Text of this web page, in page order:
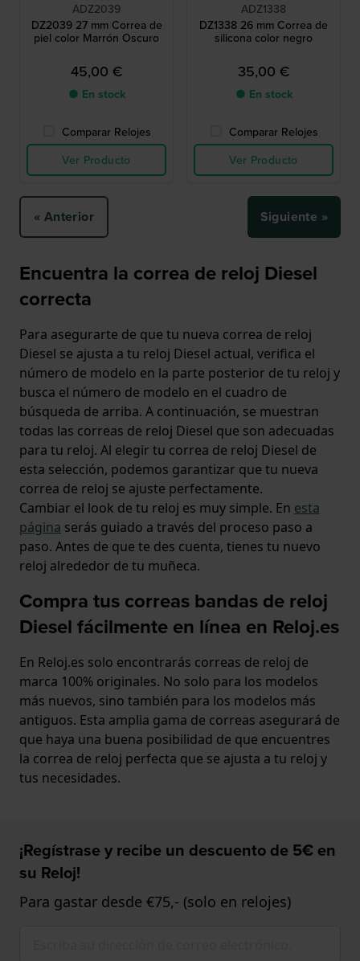
ADZ2039
DZ2039 27 mm Correa de
piel color Marrón Oscuro
45,00 €
● En stock
Comparar Relojes
Ver Producto
ADZ1338
DZ1338 26 mm Correa de
silicona color negro
35,00 €
● En stock
Comparar Relojes
Ver Producto
« Anterior Siguiente »
Encuentra la correa de reloj Diesel
correcta
Para asegurarte de que tu nueva correa de reloj
Diesel se ajusta a tu reloj Diesel actual, verifica el
número de modelo en la parte posterior de tu reloj y
busca el número de modelo en el cuadro de
búsqueda de arriba. A continuación, se muestran
todas las correas de reloj Diesel que son adecuadas
para tu reloj. Al elegir tu correa de reloj Diesel de
esta selección, podemos garantizar que tu nueva
correa de reloj se ajuste perfectamente.
Cambiar el look de tu reloj es muy simple. En esta
página serás guiado a través del proceso paso a
paso. Antes de que te des cuenta, tienes tu nuevo
reloj alrededor de tu muñeca.
Compra tus correas bandas de reloj
Diesel fácilmente en línea en Reloj.es
En Reloj.es solo encontrarás correas de reloj de
marca 100% originales. No solo para los modelos
más nuevos, sino también para los modelos más
antiguos. Esta amplia gama de correas asegurará de
que haya una buena posibilidad de que encuentres
la correa de reloj perfecta que se ajusta a tu reloj y
tus necesidades.
¡Regístrase y recibe un descuento de 5€ en
su Reloj!
Para gastar desde €75,- (solo en relojes)